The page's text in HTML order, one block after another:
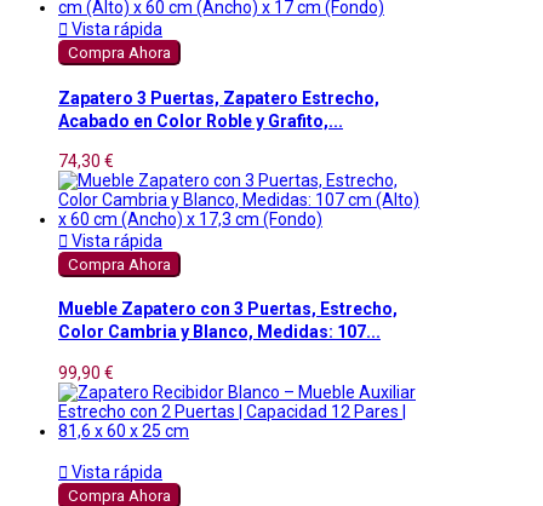
 Vista rápida
Compra Ahora
Zapatero 3 Puertas, Zapatero Estrecho,
Acabado en Color Roble y Grafito,...
74,30 €
 Vista rápida
Compra Ahora
Mueble Zapatero con 3 Puertas, Estrecho,
Color Cambria y Blanco, Medidas: 107...
99,90 €
 Vista rápida
Compra Ahora